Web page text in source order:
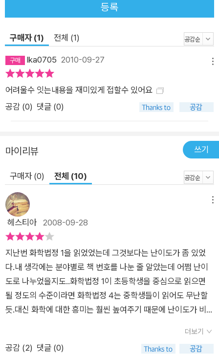
등록
구매자 (1) 전체 (1)
lka0705 2010-09-27
어려울수 잇는내용을 재미있게 접할수 있어요
공감 (0) 댓글 (0)
마이리뷰 쓰기
구매자 (0) 전체 (10)
헤스티아 2008-09-28
지난번 화학법정 1을 읽었었는데 그것보다는 난이도가 좀 있었
다.내 생각에는 분야별로 책 번호를 나눈 줄 알았는데 어쩜 난이
도로 나누었을지도..화학법정 1이 초등학생을 중심으로 읽으면
될 정도의 수준이라면 화학법정 4는 중학생들이 읽어도 무난할
듯.대신 화학에 대한 흥미는 훨씬 높여주기 때문에 난이도가 비록
주스폭발은 생활속에서 놓치기 쉬운 부분일수도 있는데 책을 읽
음으로써 조심할 수 있어 좋았다.
더보기
공감 (2) 댓글 (0)